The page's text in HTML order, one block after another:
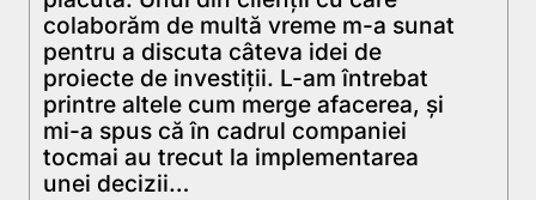
colaborăm de multă vreme m-a sunat
pentru a discuta câteva idei de
proiecte de investiţii. L-am întrebat
printre altele cum merge afacerea, şi
mi-a spus că în cadrul companiei
tocmai au trecut la implementarea
unei decizii…